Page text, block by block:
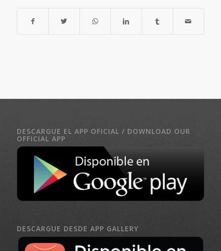
DESCARGUE EL APP OFICIAL / DOWNLOAD OUR
OFFICIAL APP
DESCARGUE DESDE APP GALLERY